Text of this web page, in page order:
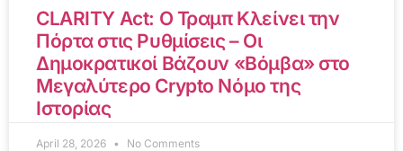
CLARITY Act: Ο Τραμπ Κλείνει την
Πόρτα στις Ρυθμίσεις – Οι
Δημοκρατικοί Βάζουν «Βόμβα» στο
Μεγαλύτερο Crypto Νόμο της
Ιστορίας
April 28, 2026 No Comments